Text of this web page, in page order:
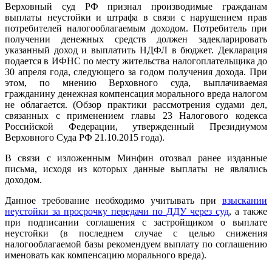
Верховный суд РФ признал производимые гражданам
выплаты неустойки и штрафа в связи с нарушением прав
потребителей налогооблагаемым доходом. Потребитель при
получении денежных средств должен задекларировать
указанный доход и выплатить НДФЛ в бюджет. Декларация
подается в ИФНС по месту жительства налогоплательщика до
30 апреля года, следующего за годом получения дохода. При
этом, по мнению Верховного суда, выплачиваемая
гражданину денежная компенсация морального вреда налогом
не облагается. (Обзор практики рассмотрения судами дел,
связанных с применением главы 23 Налогового кодекса
Российской Федерации, утвержденный Президиумом
Верховного Суда РФ 21.10.2015 года).
В связи с изложенным Минфин отозвал ранее изданные
письма, исходя из которых данные выплаты не являлись
доходом.
Данное требование необходимо учитывать при взыскании
неустойки за просрочку передачи по ДДУ через суд, а также
при подписании соглашения с застройщиком о выплате
неустойки (в последнем случае с целью снижения
налогооблагаемой базы рекомендуем выплату по соглашению
именовать как компенсацию морального вреда).